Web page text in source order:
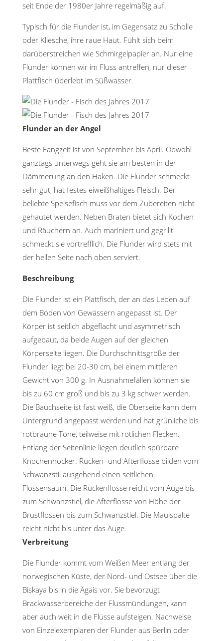
seit Ende der 1980er Jahre regelmäßig auf.
Typisch für die Flunder ist, im Gegensatz zu Scholle
oder Kliesche, ihre raue Haut. Fühlt sich beim
darüberstreichen wie Schmirgelpapier an. Nur eine
Flunder können wir im Fluss antreffen, nur dieser
Plattfisch überlebt im Süßwasser.
Flunder an der Angel
Beste Fangzeit ist von September bis April. Obwohl
ganztags unterwegs geht sie am besten in der
Dämmerung an den Haken. Die Flunder schmeckt
sehr gut, hat festes eiweißhaltiges Fleisch. Der
beliebte Speisefisch muss vor dem Zubereiten nicht
gehäutet werden. Neben Braten bietet sich Kochen
und Räuchern an. Auch mariniert und gegrillt
schmeckt sie vortrefflich. Die Flunder wird stets mit
der hellen Seite nach oben serviert.
Beschreibung
Die Flunder ist ein Plattfisch, der an das Leben auf
dem Boden von Gewässern angepasst ist. Der
Körper ist seitlich abgeflacht und asymmetrisch
aufgebaut, da beide Augen auf der gleichen
Körperseite liegen. Die Durchschnittsgröße der
Flunder liegt bei 20-30 cm, bei einem mittleren
Gewicht von 300 g. In Ausnahmefällen können sie
bis zu 60 cm groß und bis zu 3 kg schwer werden.
Die Bauchseite ist fast weiß, die Oberseite kann dem
Untergrund angepasst werden und hat grünliche bis
rotbraune Töne, teilweise mit rötlichen Flecken.
Entlang der Seitenlinie liegen deutlich spürbare
Knochenhöcker. Rücken- und Afterflosse bilden vom
Schwanzstil ausgehend einen seitlichen
Flossensaum. Die Rückenflosse reicht vom Auge bis
zum Schwanzstiel, die Afterflosse von Höhe der
Brustflossen bis zum Schwanzstiel. Die Maulspalte
reicht nicht bis unter das Auge.
Verbreitung
Die Flunder kommt vom Weißen Meer entlang der
norwegischen Küste, der Nord- und Ostsee über die
Biskaya bis in die Ägäis vor. Sie bevorzugt
Brackwasserbereiche der Flussmündungen, kann
aber auch weit in die Flüsse aufsteigen. Nachweise
von Einzelexemplaren der Flunder aus Berlin oder